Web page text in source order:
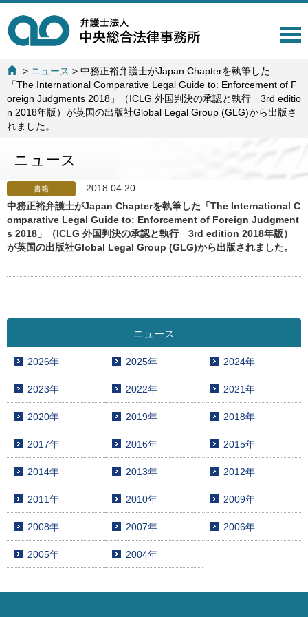
T
l
e
n
o
> ニュース >中務正裕弁護士がJapan Chapterを執筆した
「The International Comparative Legal Guide to: Enforcement of F
oreign Judgments 2018」（ICLG 外国判決の承認と執行 3rd editio
n 2018年版）が英国の出版社Global Legal Group (GLG)から出版さ
れました。
ニュース
書籍
2018.04.20
中務正裕弁護士がJapan Chapterを執筆した「The International C
omparative Legal Guide to: Enforcement of Foreign Judgment
s 2018」（ICLG 外国判決の承認と執行 3rd edition 2018年版）
が英国の出版社Global Legal Group (GLG)から出版されました。
ニュース
2026年 2025年 2024年
2023年 2022年 2021年
2020年 2019年 2018年
2017年 2016年 2015年
2014年 2013年 2012年
2011年 2010年 2009年
2008年 2007年 2006年
2005年 2004年